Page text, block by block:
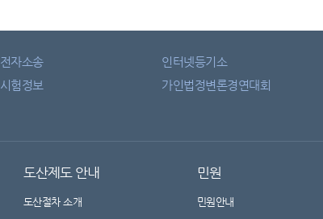
전자소송 인터넷등기소
시험정보 가인법정변론경연대회
도산제도 안내
도산절차 소개
민원
민원안내